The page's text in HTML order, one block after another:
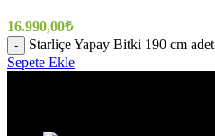
16.990,00₺
- Starliçe Yapay Bitki 190 cm adet
Sepete Ekle